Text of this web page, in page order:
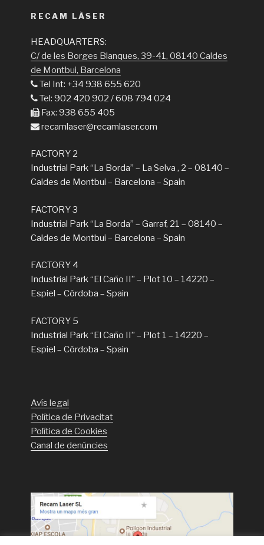
RECAM LÀSER
HEADQUARTERS:
C/ de les Borges Blanques, 39-41, 08140 Caldes
de Montbui, Barcelona
Tel Int: +34 938 655 620
Tel: 902 420 902 / 608 794 024
Fax: 938 655 405
recamlaser@recamlaser.com
FACTORY 2
Industrial Park “La Borda” – La Selva , 2 – 08140 –
Caldes de Montbui – Barcelona – Spain
FACTORY 3
Industrial Park “La Borda” – Garraf, 21 – 08140 –
Caldes de Montbui – Barcelona – Spain
FACTORY 4
Industrial Park “El Caño II” – Plot 10 – 14220 –
Espiel – Córdoba – Spain
FACTORY 5
Industrial Park “El Caño II” – Plot 1 – 14220 –
Espiel – Córdoba – Spain
Avís legal
Política de Privacitat
Política de Cookies
Canal de denúncies